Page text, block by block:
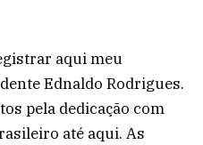
aqui meu
Ednaldo Rodrigues.
pela dedicação com
até aqui. As